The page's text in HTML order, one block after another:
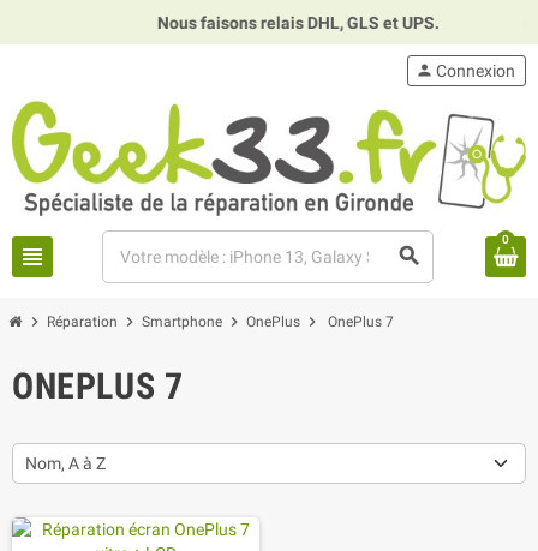
Nous faisons relais DHL, GLS et UPS.
view_headline search
person Connexion
0
chevron_right Réparation chevron_right Smartphone chevron_right OnePlus chevron_right OnePlus 7
ONEPLUS 7
Nom, A à Z